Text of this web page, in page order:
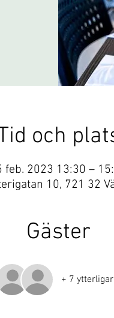
och
feb. 2023 13:30 –
10, 721 32
Gäster
+ 7